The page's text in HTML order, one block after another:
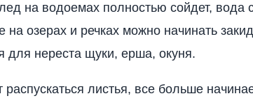
на водоемах полностью сойдет, вода
на озерах и речках можно начинать
для нереста щуки, ерша, окуня.
листья, все больше